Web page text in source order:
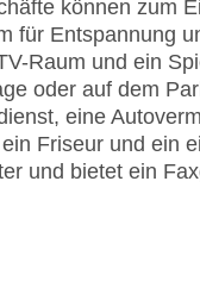
können zum
für Entspannung
Raum und ein
oder auf dem
eine
Friseur und ein
und bietet ein